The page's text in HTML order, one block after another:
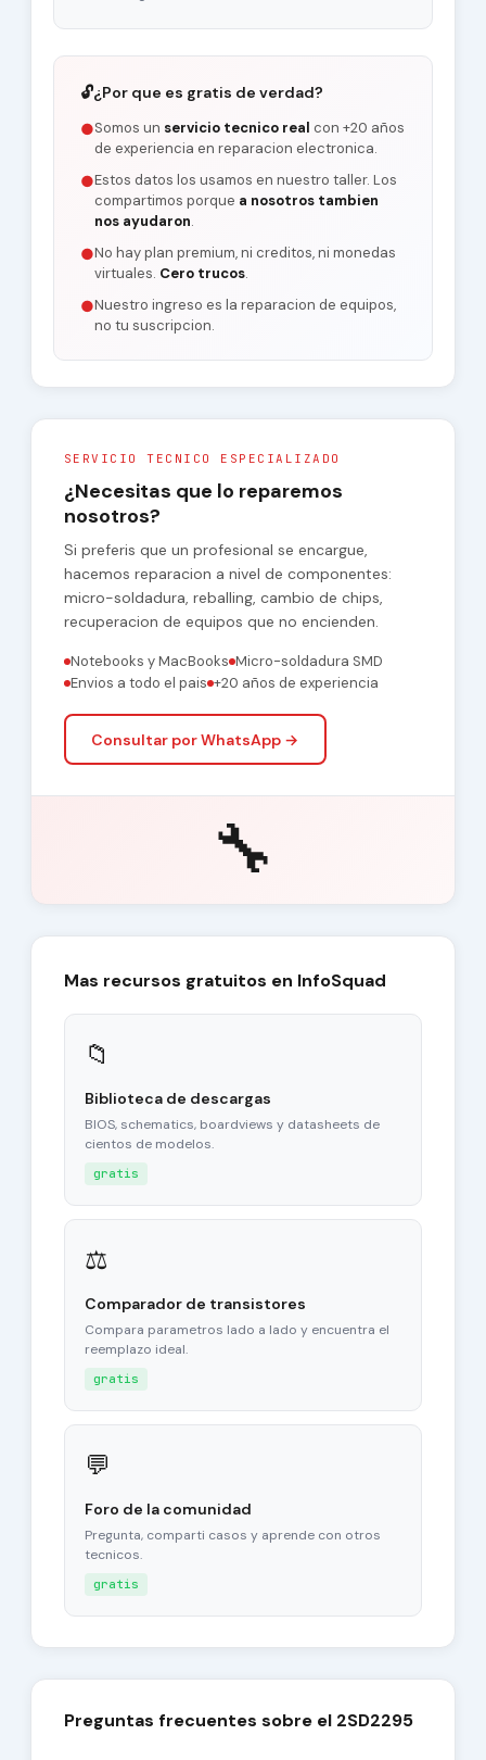
🔓¿Por que es gratis de verdad?
●Somos un servicio tecnico real con +20 años
de experiencia en reparacion electronica.
●Estos datos los usamos en nuestro taller. Los
compartimos porque a nosotros tambien
nos ayudaron.
●No hay plan premium, ni creditos, ni monedas
virtuales. Cero trucos.
●Nuestro ingreso es la reparacion de equipos,
no tu suscripcion.
SERVICIO TECNICO ESPECIALIZADO
¿Necesitas que lo reparemos
nosotros?
Si preferis que un profesional se encargue,
hacemos reparacion a nivel de componentes:
micro-soldadura, reballing, cambio de chips,
recuperacion de equipos que no encienden.
Notebooks y MacBooks Micro-soldadura SMD
Envios a todo el pais +20 años de experiencia
Consultar por WhatsApp →
🔧
Mas recursos gratuitos en InfoSquad
📁
Biblioteca de descargas
BIOS, schematics, boardviews y datasheets de
cientos de modelos.
gratis
⚖
Comparador de transistores
Compara parametros lado a lado y encuentra el
reemplazo ideal.
gratis
💬
Foro de la comunidad
Pregunta, comparti casos y aprende con otros
tecnicos.
gratis
Preguntas frecuentes sobre el 2SD2295